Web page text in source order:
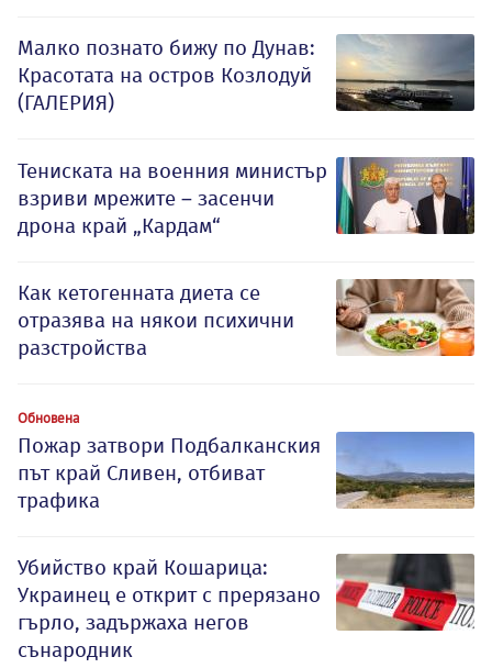
Малко познато бижу по Дунав:
Красотата на остров Козлодуй
(ГАЛЕРИЯ)
Тениската на военния министър
взриви мрежите – засенчи
дрона край „Кардам“
Как кетогенната диета се
отразява на някои психични
разстройства
Обновена
Пожар затвори Подбалканския
път край Сливен, отбиват
трафика
Убийство край Кошарица:
Украинец е открит с прерязано
гърло, задържаха негов
сънародник